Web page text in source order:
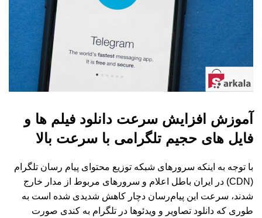
آموزش افزایش سرعت دانلود فیلم ها و
فایل های حجیم تلگرامی با سرعت بالا
با توجه به اینکه سرورهای شبکه توزیع محتوای پیام رسان تلگرام
(CDN) در ایران باطل اعلام و سرورهای مربوط از مدار خارج
شدند، سرعت این پیام‌رسان دچار کاهش شدیدی شده است به
طوری که دانلود تصاویر و ویدئو‌ها در تلگرام به کندی صورت